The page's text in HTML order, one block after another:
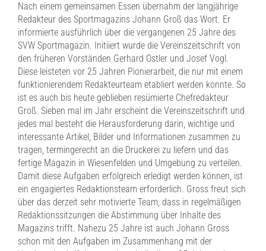
Nach einem gemeinsamen Essen übernahm der langjährige
Redakteur des Sportmagazins Johann Groß das Wort. Er
informierte ausführlich über die vergangenen 25 Jahre des
SVW Sportmagazin. Initiiert wurde die Vereinszeitschrift von
den früheren Vorständen Gerhard Ostler und Josef Vogl.
Diese leisteten vor 25 Jahren Pionierarbeit, die nur mit einem
funktionierendem Redakteurteam etabliert werden konnte. So
ist es auch bis heute geblieben resümierte Chefredakteur
Groß. Sieben mal im Jahr erscheint die Vereinszeitschrift und
jedes mal besteht die Herausforderung darin, wichtige und
interessante Artikel, Bilder und Informationen zusammen zu
tragen, termingerecht an die Druckerei zu liefern und das
fertige Magazin in Wiesenfelden und Umgebung zu verteilen.
Damit diese Aufgaben erfolgreich erledigt werden können, ist
ein engagiertes Redaktionsteam erforderlich. Gross freut sich
über das derzeit sehr motivierte Team, dass in regelmäßigen
Redaktionssitzungen die Abstimmung über Inhalte des
Magazins trifft. Nahezu 25 Jahre ist auch Johann Gross
schon mit den Aufgaben im Zusammenhang mit der